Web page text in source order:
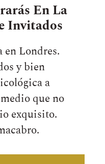
En La
Invitados
en Londres.
y bien
a
que no
exquisito.